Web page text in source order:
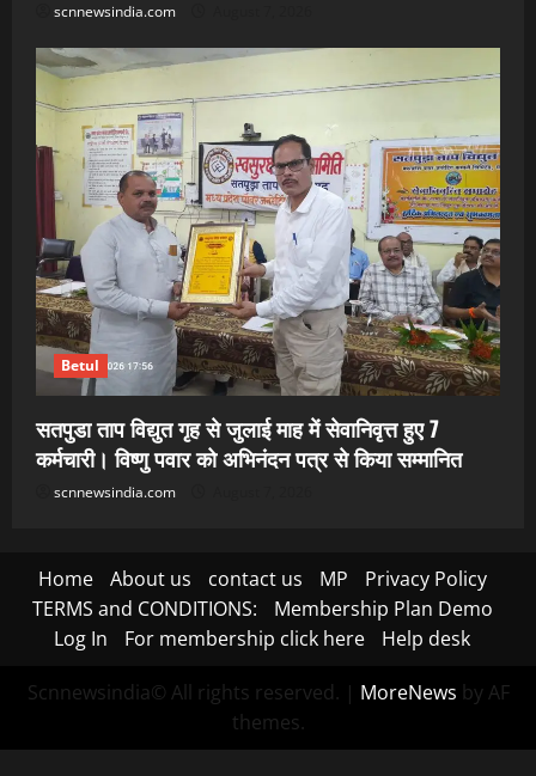
scnnewsindia.com
Betul
सतपुडा ताप विद्युत गृह से जुलाई माह में सेवानिवृत्त हुए 7
कर्मचारी। विष्णु पवार को अभिनंदन पत्र से किया सम्मानित
scnnewsindia.com
Home About us contact us MP
Privacy Policy
TERMS and CONDITIONS:
Membership Plan Demo
Log In
For membership click here Help desk
Scnnewsindia© All rights reserved. | MoreNews by AF
themes.